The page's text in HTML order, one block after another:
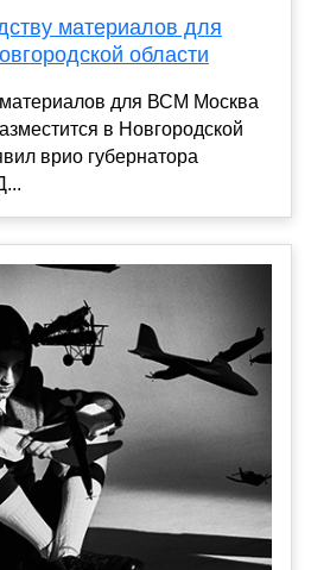
материалов для
области
для ВСМ Москва
в Новгородской
врио губернатора